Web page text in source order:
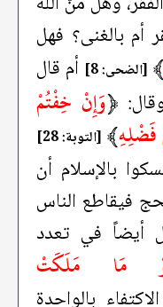
بالغنى؟ فهل
﴾ [الضحى: 8]
أم قال
﴿وَإِنْ خِفْتُمْ
فَضْلِهِ﴾ [التوبة: 28]
بالإسلام أن
فيقاطع الناس
أيضاً في تعدد
مَا مَلَكَتْ
بالواحدة